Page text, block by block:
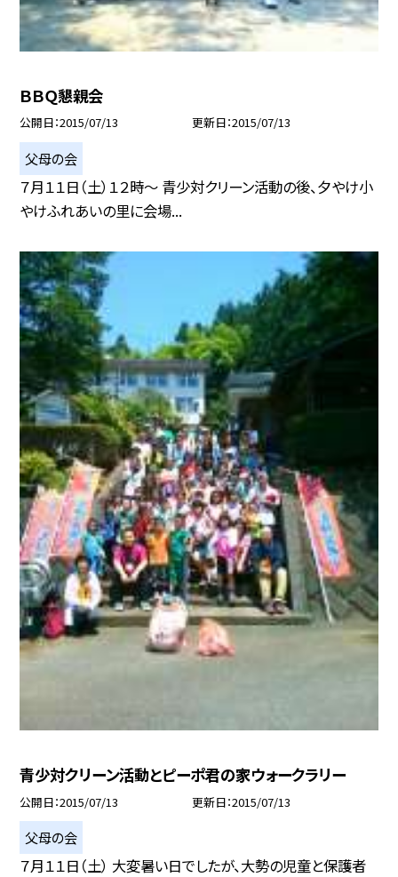
ＢＢＱ懇親会
公開日 2015/07/13 更新日 2015/07/13
父母の会
７月１１日（土）１２時〜 青少対クリーン活動の後、夕やけ小
やけふれあいの里に会場...
青少対クリーン活動とピーポ君の家ウォークラリー
公開日 2015/07/13 更新日 2015/07/13
父母の会
７月１１日（土） 大変暑い日でしたが、大勢の児童と保護者